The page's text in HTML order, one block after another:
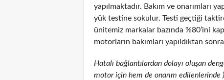
yapılmaktadır. Bakım ve onarımları
yük testine sokulur. Testi geçtiği
ünitemiz markalar bazında %80’ini
motorların bakımları yapıldıktan
Hatalı bağlantılardan dolayı oluşan
motor için hem de onarım edilenlerinde